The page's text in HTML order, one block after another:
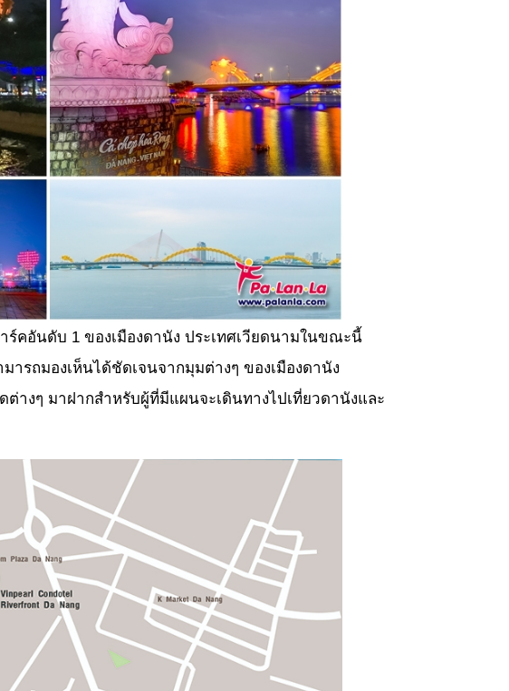
คอันดับ 1 ของเมืองดานัง ประเทศเวียดนามในขณะนี้
รถมองเห็นได้ชัดเจนจากมุมต่างๆ ของเมืองดานัง
ๆ มาฝากสำหรับผู้ที่มีแผนจะเดินทางไปเที่ยวดานังและ